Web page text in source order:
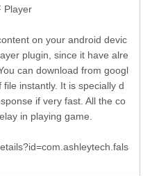
Player
on your android devic
plugin, since it have alre
can download from googl
instantly. It is specially d
if very fast. All the co
in playing game.